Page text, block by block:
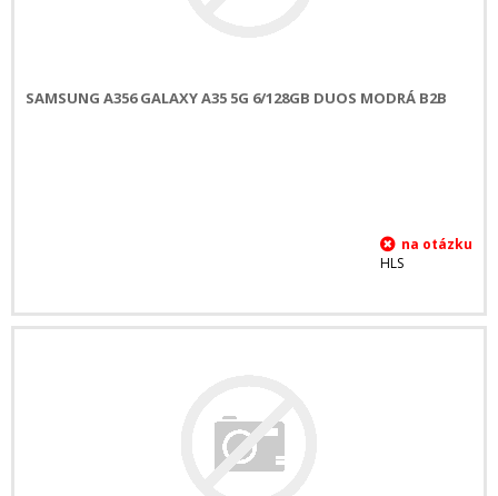
SAMSUNG A356 GALAXY A35 5G 6/128GB DUOS MODRÁ B2B
HLS